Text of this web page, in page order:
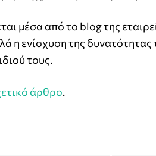
μέσα από το blog της
η ενίσχυση της
τους.
άρθρο.